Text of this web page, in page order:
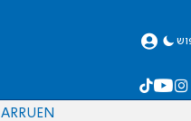
EN
RU
AR